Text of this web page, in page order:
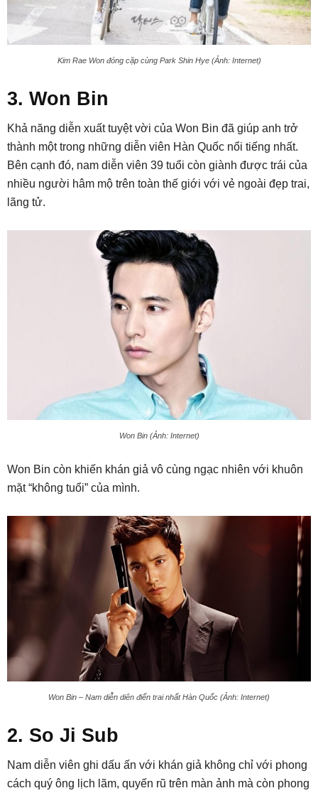
Kim Rae Won đóng cặp cùng Park Shin Hye (Ảnh: Internet)
3. Won Bin
Khả năng diễn xuất tuyệt vời của Won Bin đã giúp anh trở
thành một trong những diễn viên Hàn Quốc nổi tiếng nhất.
Bên cạnh đó, nam diễn viên 39 tuổi còn giành được trái của
nhiều người hâm mộ trên toàn thế giới với vẻ ngoài đẹp trai,
lãng tử.
Won Bin (Ảnh: Internet)
Won Bin còn khiến khán giả vô cùng ngạc nhiên với khuôn
mặt “không tuổi” của mình.
Won Bin – Nam diễn diên điển trai nhất Hàn Quốc (Ảnh: Internet)
2. So Ji Sub
Nam diễn viên ghi dấu ấn với khán giả không chỉ với phong
cách quý ông lịch lãm, quyến rũ trên màn ảnh mà còn phong